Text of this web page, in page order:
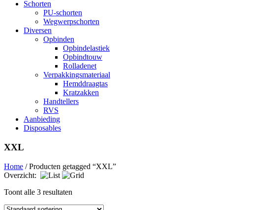
Schorten
PU-schorten
Wegwerpschorten
Diversen
Opbinden
Opbindelastiek
Opbindtouw
Rolladenet
Verpakkingsmateriaal
Hemddraagtas
Kratzakken
Handtellers
RVS
Aanbieding
Disposables
XXL
Home / Producten getagged “XXL”
Overzicht:
Toont alle 3 resultaten